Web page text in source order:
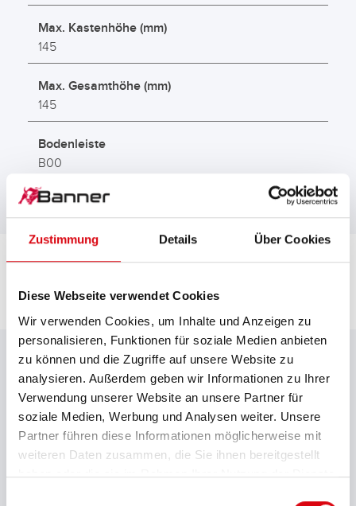
Zustimmung Details Über Cookies
Diese Webseite verwendet Cookies
Wir verwenden Cookies, um Inhalte und Anzeigen zu
personalisieren, Funktionen für soziale Medien anbieten
zu können und die Zugriffe auf unsere Website zu
analysieren. Außerdem geben wir Informationen zu Ihrer
Verwendung unserer Website an unsere Partner für
soziale Medien, Werbung und Analysen weiter. Unsere
Partner führen diese Informationen möglicherweise mit
weiteren Daten zusammen, die Sie ihnen bereitgestellt
haben oder die sie im Rahmen Ihrer Nutzung der Dienste
Max. Kastenhöhe (mm)
145
Max. Gesamthöhe (mm)
145
Bodenleiste
B00
DOWNLOADS
Gesamtkatalog
Typenliste Starterbatterien